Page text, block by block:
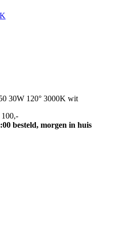
30W 120° 3000K wit
besteld, morgen in huis